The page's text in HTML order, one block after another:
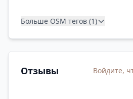
Больше OSM тегов (1)
Отзывы Войдите,